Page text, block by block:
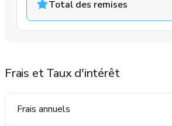
Total des remises
Frais et Taux d'intérêt
Frais annuels